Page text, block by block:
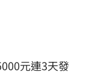
元連3天發